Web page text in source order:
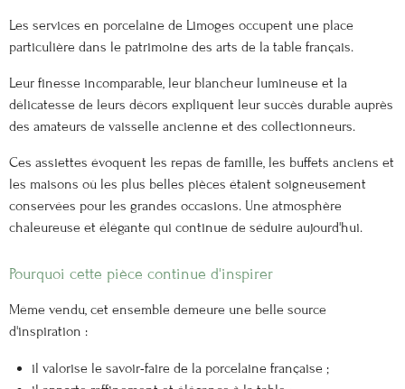
Les services en porcelaine de Limoges occupent une place
particulière dans le patrimoine des arts de la table français.
Leur finesse incomparable, leur blancheur lumineuse et la
délicatesse de leurs décors expliquent leur succès durable auprès
des amateurs de vaisselle ancienne et des collectionneurs.
Ces assiettes évoquent les repas de famille, les buffets anciens et
les maisons où les plus belles pièces étaient soigneusement
conservées pour les grandes occasions. Une atmosphère
chaleureuse et élégante qui continue de séduire aujourd'hui.
Pourquoi cette pièce continue d'inspirer
Même vendu, cet ensemble demeure une belle source
d'inspiration :
il valorise le savoir-faire de la porcelaine française ;